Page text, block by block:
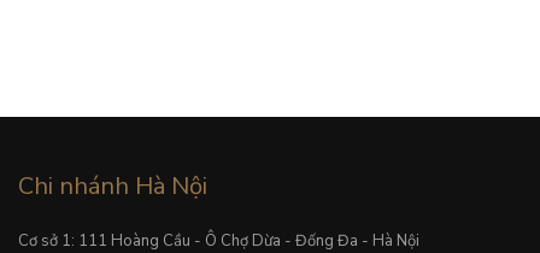
Chi nhánh Hà Nội
Cơ sở 1: 111 Hoàng Cầu - Ô Chợ Dừa - Đống Đa - Hà Nội